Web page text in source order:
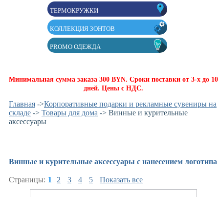
ТЕРМОКРУЖКИ
КОЛЛЕКЦИЯ ЗОНТОВ
PROMO ОДЕЖДА
Минимальная сумма заказа 300 BYN. Сроки поставки от 3-х до 10
дней. Цены с НДС.
Главная ->Корпоративные подарки и рекламные сувениры на
складе -> Товары для дома -> Винные и курительные
аксессуары
Винные и курительные аксессуары с нанесением логотипа
Страницы: 1 2 3 4 5 Показать все